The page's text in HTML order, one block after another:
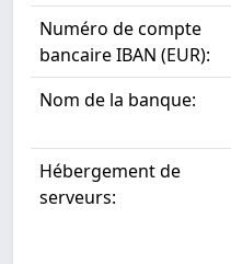
Numéro de compte
bancaire IBAN (EUR):
Nom de la banque:
Hébergement de
serveurs: